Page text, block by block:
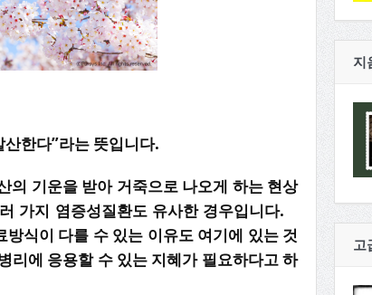
한다”라는 뜻입니다.
의 기운을 받아 거죽으로 나오게 하는 현상
가지 염증성질환도 유사한 경우입니다.
식이 다를 수 있는 이유도 여기에 있는 것
에 응용할 수 있는 지혜가 필요하다고 하
지
고